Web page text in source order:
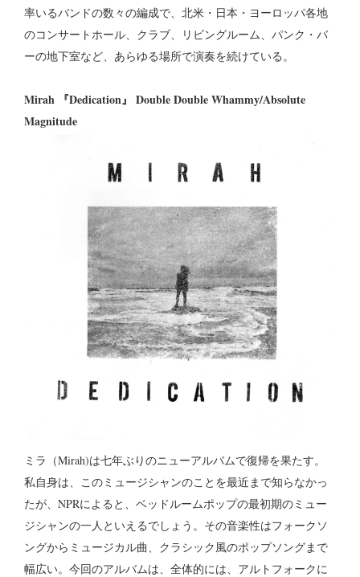
率いるバンドの数々の編成で、北米・日本・ヨーロッパ各地
のコンサートホール、クラブ、リビングルーム、パンク・バ
ーの地下室など、あらゆる場所で演奏を続けている。
Mirah 『Dedication』 Double Double Whammy/Absolute
Magnitude
ミラ（Mirah)は七年ぶりのニューアルバムで復帰を果たす。
私自身は、このミュージシャンのことを最近まで知らなかっ
たが、NPRによると、ベッドルームポップの最初期のミュー
ジシャンの一人といえるでしょう。その音楽性はフォークソ
ングからミュージカル曲、クラシック風のポップソングまで
幅広い。今回のアルバムは、全体的には、アルトフォークに